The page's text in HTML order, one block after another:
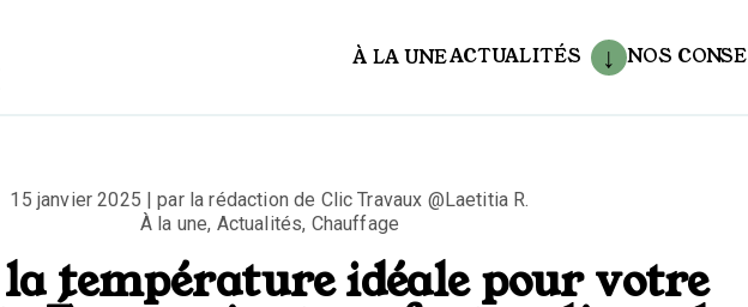
À LA UNEACTUALITÉS NOS
15 janvier 2025 | par la rédaction de Clic Travaux @Laetitia R.
À la une, Actualités, Chauffage
température idéale pour votre